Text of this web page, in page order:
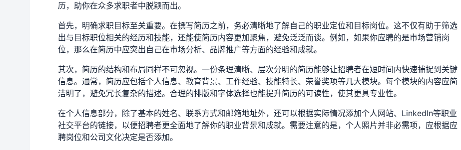
历，助你在众多求职者中脱颖而出。
首先，明确求职目标至关重要。在撰写简历之前，务必清晰地了解自己的职业定位和目标岗位。这不仅有助于筛选
出与目标职位相关的经历和技能，还能使简历内容更加聚焦，避免泛泛而谈。例如，如果你应聘的是市场营销岗
位，那么在简历中应突出自己在市场分析、品牌推广等方面的经验和成就。
其次，简历的结构和布局同样不可忽视。一份条理清晰、层次分明的简历能够让招聘者在短时间内快速捕捉到关键
信息。通常，简历应包括个人信息、教育背景、工作经验、技能特长、荣誉奖项等几大模块。每个模块的内容应简
洁明了，避免冗长复杂的描述。合理的排版和字体选择也能提升简历的可读性，使其更具专业性。
在个人信息部分，除了基本的姓名、联系方式和邮箱地址外，还可以根据实际情况添加个人网站、LinkedIn等职业
社交平台的链接，以便招聘者更全面地了解你的职业背景和成就。需要注意的是，个人照片并非必需项，应根据应
聘岗位和公司文化决定是否添加。